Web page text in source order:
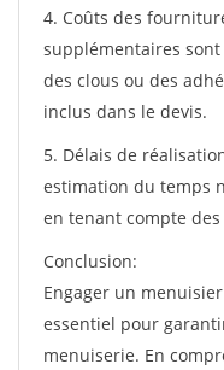
4. Coûts des
supplémentaires sont
des clous ou des
inclus dans le devis.
5. Délais de
estimation du temps
en tenant compte
Conclusion:
Engager un
essentiel pour
menuiserie. En